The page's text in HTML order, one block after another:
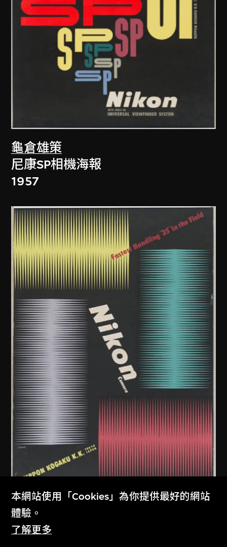
龜倉雄策
尼康SP相機海報
1957
龜倉雄策
尼康相機海報
本網站使用「Cookies」為你提供最好的網站
體驗。
了解更多